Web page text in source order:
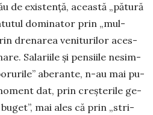
de existență, această „pătură
dominator prin „mul­
drenarea veniturilor aces­
Salariile și pensiile ne­sim­
aberante, n-au mai pu­
dat, prin creșterile ge­
mai ales că prin „stri­